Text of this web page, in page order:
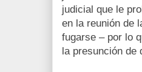
judicial que le
en la reunión de
fugarse – por lo
la presunción de